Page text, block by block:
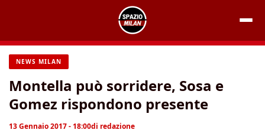
contenuto
NEWS MILAN
Montella può sorridere, Sosa e
Gomez rispondono presente
13 Gennaio 2017 - 18:00di redazione